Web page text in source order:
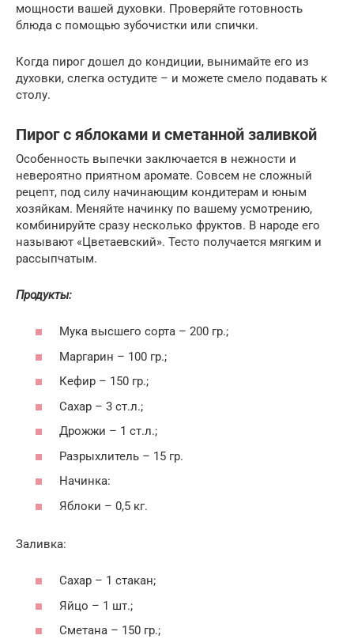
мощности вашей духовки. Проверяйте готовность
блюда с помощью зубочистки или спички.
Когда пирог дошел до кондиции, вынимайте его из
духовки, слегка остудите – и можете смело подавать к
столу.
Пирог с яблоками и сметанной заливкой
Особенность выпечки заключается в нежности и
невероятно приятном аромате. Совсем не сложный
рецепт, под силу начинающим кондитерам и юным
хозяйкам. Меняйте начинку по вашему усмотрению,
комбинируйте сразу несколько фруктов. В народе его
называют «Цветаевский». Тесто получается мягким и
рассыпчатым.
Продукты:
Мука высшего сорта – 200 гр.;
Маргарин – 100 гр.;
Кефир – 150 гр.;
Сахар – 3 ст.л.;
Дрожжи – 1 ст.л.;
Разрыхлитель – 15 гр.
Начинка:
Яблоки – 0,5 кг.
Заливка:
Сахар – 1 стакан;
Яйцо – 1 шт.;
Сметана – 150 гр.;